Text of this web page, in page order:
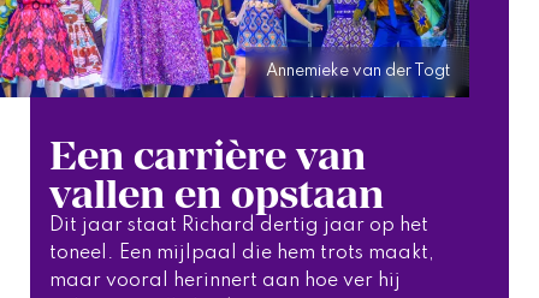
Een carrière van
vallen en opstaan
Dit jaar staat Richard dertig jaar op het
toneel. Een mijlpaal die hem trots maakt,
maar vooral herinnert aan hoe ver hij
Annemieke van der Togt